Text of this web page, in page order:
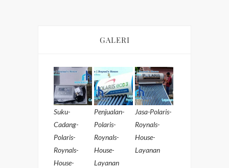
GALERI
Suku-
Cadang-
Polaris-
Roynals-
House-
Penjualan-
Polaris-
Roynals-
House-
Layanan
Jasa-Polaris-
Roynals-
House-
Layanan